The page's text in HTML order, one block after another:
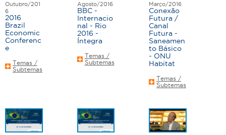
Outubro/201
6
2016
Brazil
Economic
Conferenc
e
Temas /
Subtemas
Agosto/2016
BBC -
Internacio
nal - Rio
2016 -
Íntegra
Temas /
Subtemas
Março/2016
Conexão
Futura /
Canal
Futura -
Saneamen
to Básico
- ONU
Habitat
Temas /
Subtemas